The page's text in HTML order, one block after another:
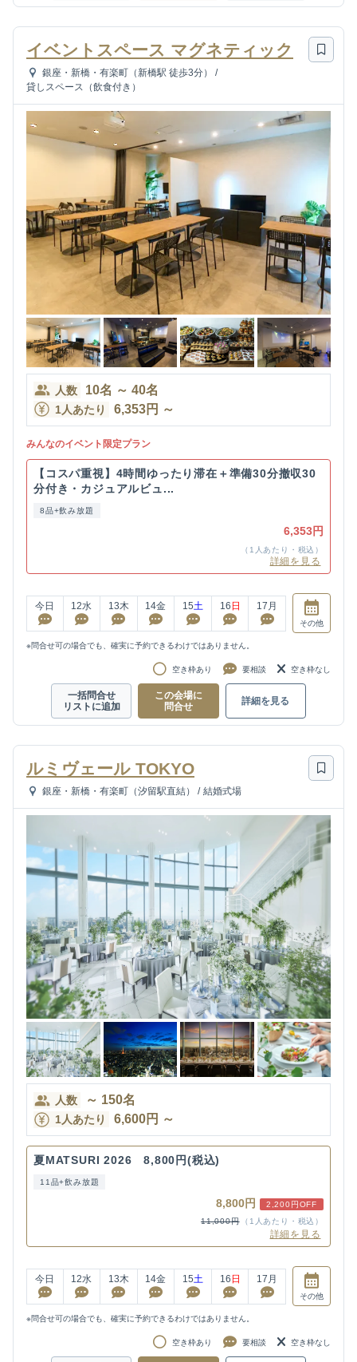
イベントスペース マグネティック
銀座・新橋・有楽町（新橋駅 徒歩3分）
/
貸しスペース（飲食付き）
人数 10名 ～ 40名
1人あたり 6,353円 ～
みんなのイベント限定プラン
【コスパ重視】4時間ゆったり滞在＋準備30分撤収30
分付き・カジュアルビュ...
8品+飲み放題
6,353円
（1人あたり・税込）
詳細を見る
今日 12水 13木 14金 15土 16 日 17 月
その他
※問合せ可の場合でも、確実に予約できるわけではありません。
空き枠あり 要相談 空き枠なし
一括問合せ
リストに追加
この会場に
問合せ
詳細を見る
ルミヴェール TOKYO
銀座・新橋・有楽町（汐留駅直結） / 結婚式場
人数 ～ 150名
1人あたり 6,600円 ～
夏MATSURI 2026 8,800円(税込)
11品+飲み放題
8,800円
2,200円OFF
11,000円
（1人あたり・税込）
詳細を見る
今日 12水 13木 14金 15土 16 日 17 月
その他
※問合せ可の場合でも、確実に予約できるわけではありません。
空き枠あり 要相談 空き枠なし